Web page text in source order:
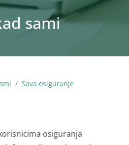
sami
Sava osiguranje
osiguranja